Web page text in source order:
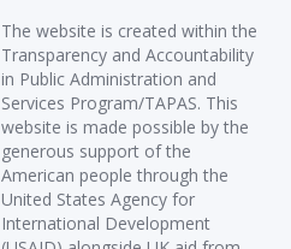
The website is created within the
Transparency and Accountability
in Public Administration and
Services Program/TAPAS. This
website is made possible by the
generous support of the
American people through the
United States Agency for
International Development